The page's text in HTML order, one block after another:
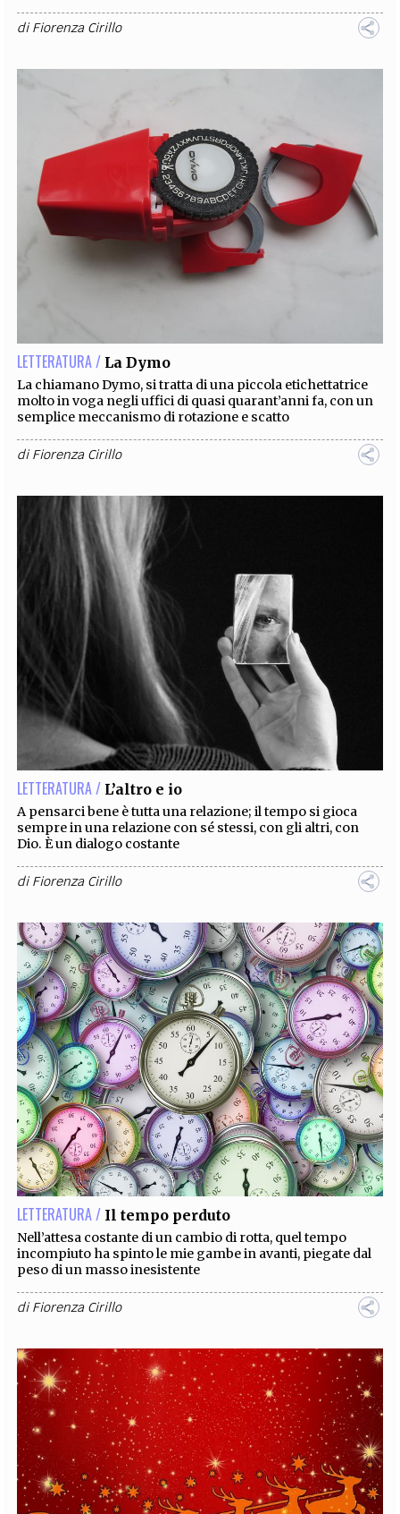
diFiorenza Cirillo
LETTERATURA / La Dymo
La chiamano Dymo, si tratta di una piccola etichettatrice
molto in voga negli uffici di quasi quarant’anni fa, con un
semplice meccanismo di rotazione e scatto
diFiorenza Cirillo
LETTERATURA / L’altro e io
A pensarci bene è tutta una relazione; il tempo si gioca
sempre in una relazione con sé stessi, con gli altri, con
Dio. È un dialogo costante
diFiorenza Cirillo
LETTERATURA / Il tempo perduto
Nell’attesa costante di un cambio di rotta, quel tempo
incompiuto ha spinto le mie gambe in avanti, piegate dal
peso di un masso inesistente
diFiorenza Cirillo